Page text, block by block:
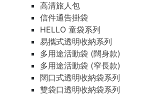
高清旅人包
信件通告掛袋
HELLO 童袋系列
易攜式透明收納系列
多用途活動袋 (闊身款)
多用途活動袋 (窄長款)
闊口式透明收納袋系列
雙袋口透明收納袋系列